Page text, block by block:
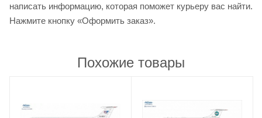
написать информацию, которая поможет курьеру вас найти.
Нажмите кнопку «Оформить заказ».
Похожие товары